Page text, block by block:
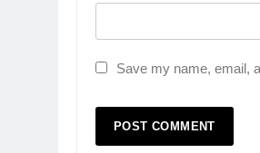
Save my name, email,